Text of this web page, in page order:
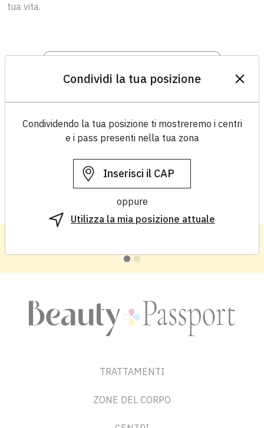
tua vita.
Visualizza
Matrice
Condividi la tua posizione
Condividendo la tua posizione ti mostreremo i centri
e i pass presenti nella tua zona
oppure
Utilizza la mia posizione attuale
TRATTAMENTI
ZONE DEL CORPO